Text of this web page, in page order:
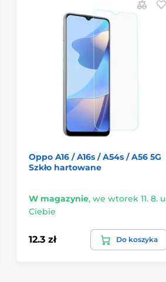
Oppo A16 / A16s / A54s / A56 5G
Szkło hartowane
W magazynie, we wtorek 11. 8. u
Ciebie
12.3 zł Do koszyka